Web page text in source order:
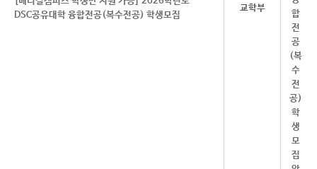
DSC공유대학 융합전공(복수전공) 학생모집
교학부